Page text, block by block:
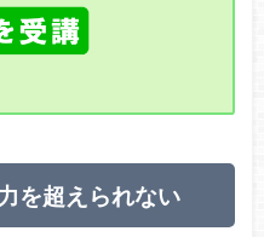
を超えられない